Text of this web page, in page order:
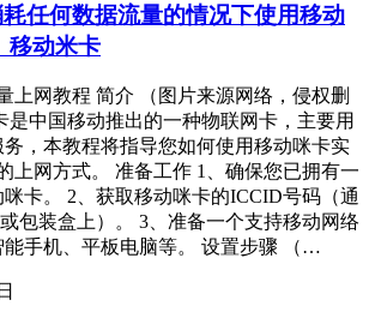
任何数据流量的情况下使用移动
移动米卡
上网教程 简介 （图片来源网络，侵权删
是中国移动推出的一种物联网卡，主要用
，本教程将指导您如何使用移动咪卡实
上网方式。 准备工作 1、确保您已拥有一
卡。 2、获取移动咪卡的ICCID号码（通
包装盒上）。 3、准备一个支持移动网络
能手机、平板电脑等。 设置步骤 （…